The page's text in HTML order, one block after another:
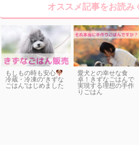
オススメ記事をお読み
もしもの時も安心
冷蔵・冷凍の“きずな
ごはん”はじめました
愛犬との幸せな食
卓！きずなごはんで
実現する理想の手作
りごはん